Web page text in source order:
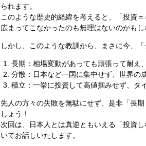
られます。
このような歴史的経緯を考えると、「投資
広まってこなかったのも無理はないのかも
しかし、このような教訓から、まさに今、
長期：相場変動があっても頑張って耐え
分散：日本など一国に集中せず、世界の
積立：一挙に投資して高値掴みせず、タ
先人の方々の失敗を無駄にせず、是非「長
しょう！
次回は、日本人とは真逆ともいえる「投資
いてお話しいたします。